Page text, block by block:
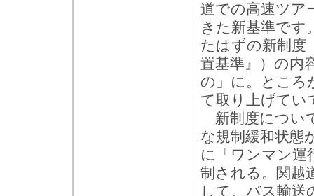
道での高速ツア
きた新基準です
たはずの新制度
置基準』）の内
の」に。ところ
て取り上げてい
新制度につい
な規制緩和状態
に「ワンマン運
制される。関越
して、バス輸